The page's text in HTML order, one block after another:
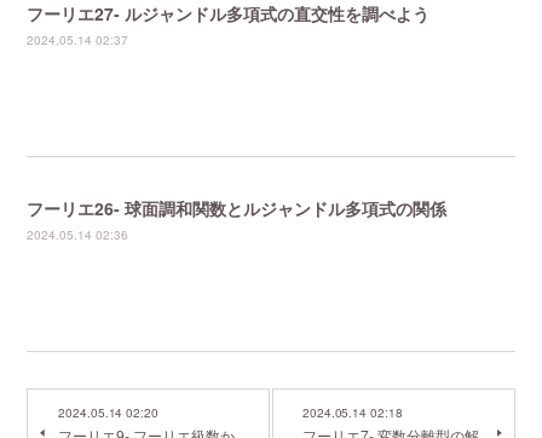
フーリエ27- ルジャンドル多項式の直交性を調べよう
2024.05.14 02:37
フーリエ26- 球面調和関数とルジャンドル多項式の関係
2024.05.14 02:36
2024.05.14 02:20 2024.05.14 02:18